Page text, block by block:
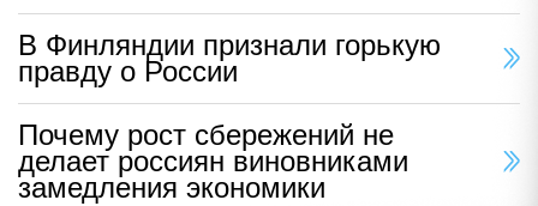
В Финляндии признали горькую
правду о России
Почему рост сбережений не
делает россиян виновниками
замедления экономики